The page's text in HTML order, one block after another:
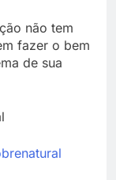
não tem
fazer o bem
de sua